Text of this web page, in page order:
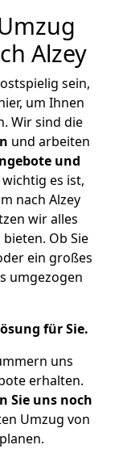
Alzey
sein,
um Ihnen
Wir sind die
und arbeiten
und
es ist,
nach Alzey
wir alles
Ob Sie
ein großes
umgezogen
für Sie.
uns
erhalten.
Sie uns noch
Umzug von